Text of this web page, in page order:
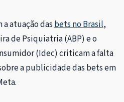
atuação das bets no Brasil,
de Psiquiatria (ABP) e o
(Idec) criticam a falta
a publicidade das bets em